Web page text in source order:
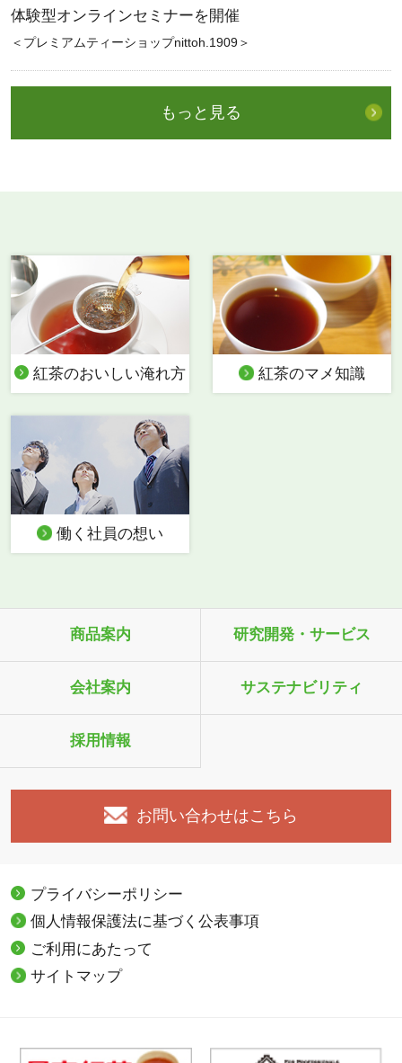
体験型オンラインセミナーを開催
＜プレミアムティーショップnittoh.1909＞
もっと見る
紅茶のおいしい淹れ方 紅茶のマメ知識
働く社員の想い
商品案内 研究開発・サービス
会社案内 サステナビリティ
採用情報
お問い合わせはこちら
プライバシーポリシー
個人情報保護法に基づく公表事項
ご利用にあたって
サイトマップ